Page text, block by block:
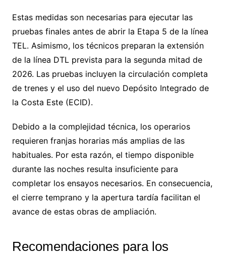
Estas medidas son necesarias para ejecutar las
pruebas finales antes de abrir la Etapa 5 de la línea
TEL. Asimismo, los técnicos preparan la extensión
de la línea DTL prevista para la segunda mitad de
2026. Las pruebas incluyen la circulación completa
de trenes y el uso del nuevo Depósito Integrado de
la Costa Este (ECID).
Debido a la complejidad técnica, los operarios
requieren franjas horarias más amplias de las
habituales. Por esta razón, el tiempo disponible
durante las noches resulta insuficiente para
completar los ensayos necesarios. En consecuencia,
el cierre temprano y la apertura tardía facilitan el
avance de estas obras de ampliación.
Recomendaciones para los